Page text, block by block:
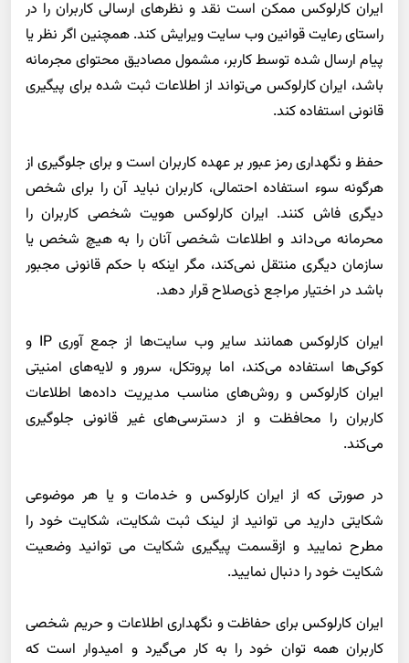
ایران کارلوکس ممکن است نقد و نظرهای ارسالی کاربران را در
راستای رعایتقوانین وب سایت ویرایش کند. همچنین اگر نظر یا
پیام ارسال شده توسط کاربر، مشمول مصادیق محتوای مجرمانه
باشد، ایران کارلوکس می‌تواند از اطلاعات ثبت شده برای پیگیری
قانونی استفاده کند.
حفظ و نگهداری رمز عبور بر عهده کاربران است و برای جلوگیری از
هرگونه سوء استفاده احتمالی، کاربران نباید آن را برای شخص
دیگری فاش کنند. ایران کارلوکس هویت شخصی کاربران را
محرمانه می‌داند و اطلاعات شخصی آنان را به هیچ شخص یا
سازمان دیگری منتقل نمی‌کند، مگر اینکه با حکم قانونی مجبور
باشد در اختیار مراجع ذی‌صلاح قرار دهد.
ایران کارلوکس همانند سایر وب سایت‌ها از جمع آوری IP و
کوکی‌ها استفاده می‌کند، اما پروتکل، سرور و لایه‌های امنیتی
ایران کارلوکس و روش‌های مناسب مدیریت داده‌ها اطلاعات
کاربران را محافظت و از دسترسی‌های غیر قانونی جلوگیری
می‌کند.
در صورتی که از ایران کارلوکس و خدمات و یا هر موضوعی
شکایتی دارید می توانید از لینک ثبت شکایت، شکایت خود را
مطرح نمایید و ازقسمت پیگیری شکایت می توانید وضعیت
شکایت خود را دنبال نمایید.
ایران کارلوکس برای حفاظت و نگهداری اطلاعات و حریم شخصی
کاربران همه توان خود را به کار می‌گیرد و امیدوار است که